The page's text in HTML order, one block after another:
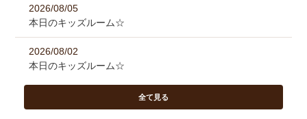
2026/08/05
本日のキッズルーム☆
2026/08/02
本日のキッズルーム☆
全て見る